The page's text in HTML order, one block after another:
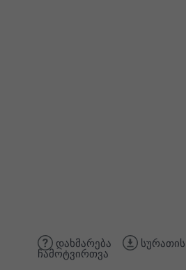
დახმარება სურათის
ჩამოტვირთვა